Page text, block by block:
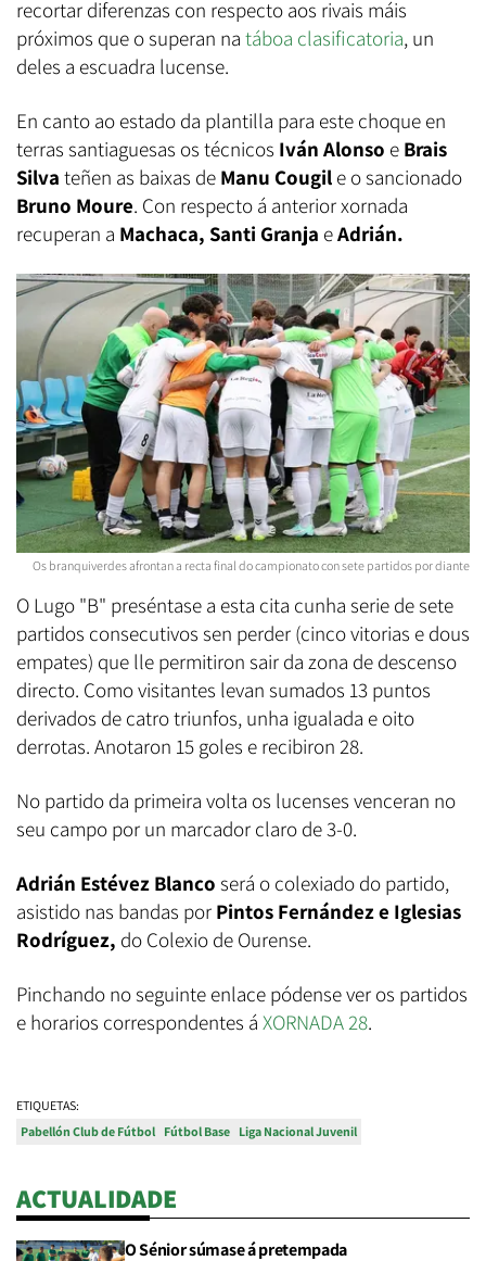
recortar diferenzas con respecto aos rivais máis
próximos que o superan na táboa clasificatoria, un
deles a escuadra lucense.
En canto ao estado da plantilla para este choque en
terras santiaguesas os técnicos Iván Alonso e Brais
Silva teñen as baixas de Manu Cougil e o sancionado
Bruno Moure. Con respecto á anterior xornada
recuperan a Machaca, Santi Granja eAdrián.
Os branquiverdes afrontan a recta final do campionato con sete partidos por diante
O Lugo "B" preséntase a esta cita cunha serie de sete
partidos consecutivos sen perder (cinco vitorias e dous
empates) que lle permitiron sair da zona de descenso
directo. Como visitantes levan sumados 13 puntos
derivados de catro triunfos, unha igualada e oito
derrotas. Anotaron 15 goles e recibiron 28.
No partido da primeira volta os lucenses venceran no
seu campo por un marcador claro de 3-0.
Adrián Estévez Blanco será o colexiado do partido,
asistido nas bandas por Pintos Fernández e Iglesias
Rodríguez, do Colexio de Ourense.
Pinchando no seguinte enlace pódense ver os partidos
e horarios correspondentes á XORNADA 28.
ETIQUETAS:
Pabellón Club de Fútbol Fútbol Base Liga Nacional Juvenil
ACTUALIDADE
O Sénior súmase á pretempada